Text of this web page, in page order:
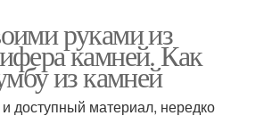
руками из
камней. Как
из камней
доступный материал, нередко